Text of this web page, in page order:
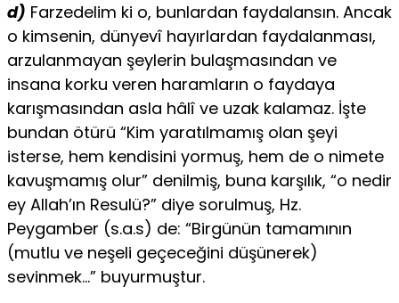
d) Farzedelim ki o, bunlardan faydalansın. Ancak
o kimsenin, dünyevî hayırlardan faydalanması,
arzulanmayan şeylerin bulaşmasından ve
insana korku veren haramların o faydaya
karışmasından asla hâlî ve uzak kalamaz. İşte
bundan ötürü “Kim yaratılmamış olan şeyi
isterse, hem kendisini yormuş, hem de o nimete
kavuşmamış olur” denilmiş, buna karşılık, “o nedir
ey Allah’ın Resulü?” diye sorulmuş, Hz.
Peygamber (s.a.s) de: “Birgünün tamamının
(mutlu ve neşeli geçeceğini düşünerek)
sevinmek…” buyurmuştur.